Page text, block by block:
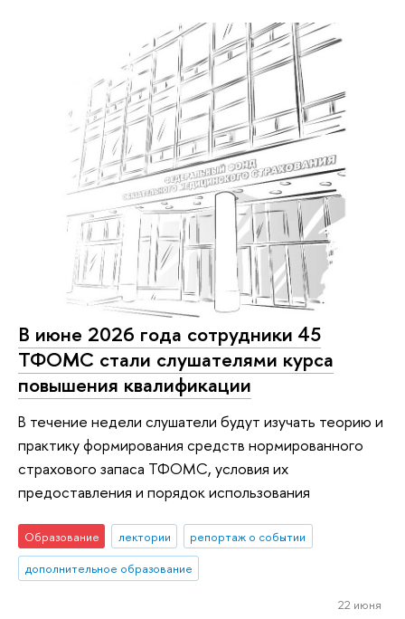
В июне 2026 года сотрудники 45
ТФОМС стали слушателями курса
повышения квалификации
В течение недели слушатели будут изучать теорию и
практику формирования средств нормированного
страхового запаса ТФОМС, условия их
предоставления и порядок использования
Образование лектории
репортаж о событии
дополнительное образование
22 июня